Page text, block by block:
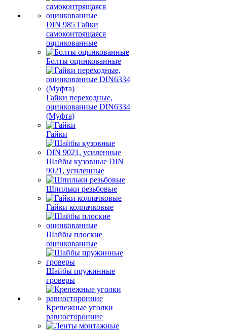
DIN 985 Гайки
самоконтрящаяся
оцинкованные
Болты оцинкованные
Гайки переходные,
оцинкованные DIN6334
(Муфта)
Гайки
Шайбы кузовные DIN
9021, усиленные
Шпильки резьбовые
Гайки колпачковые
Шайбы плоские
оцинкованные
Шайбы пружинные
гроверы
Крепежные уголки
равносторонние